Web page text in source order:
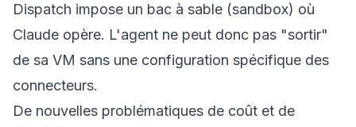
Dispatch impose un bac à sable (sandbox) où
Claude opère. L'agent ne peut donc pas "sortir"
de sa VM sans une configuration spécifique des
connecteurs.
De nouvelles problématiques de coût et de